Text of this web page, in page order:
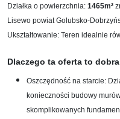
Działka o powierzchnia: 1465m²
Lisewo powiat Golubsko-
Ukształtowanie: Teren idealnie
Dlaczego ta oferta to
Oszczędność na starcie:
konieczności budowy
skomplikowanych